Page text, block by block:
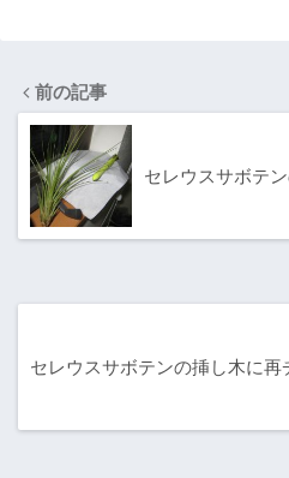
前の記事
セレウスサボテ
セレウスサボテンの挿し木に再